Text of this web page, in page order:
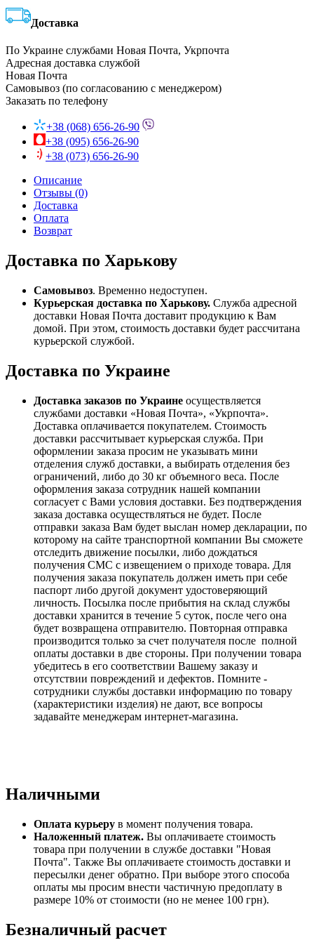
Доставка
По Украине службами Новая Почта, Укрпочта
Адресная доставка службой
Новая Почта
Самовывоз (по согласованию с менеджером)
Заказать по телефону
+38 (068) 656-26-90
+38 (095) 656-26-90
+38 (073) 656-26-90
Описание
Отзывы (0)
Доставка
Оплата
Возврат
Доставка по Харькову
Самовывоз. Временно недоступен.
Курьерская доставка по Харькову. Служба адресной
доставки Новая Почта доставит продукцию к Вам
домой. При этом, стоимость доставки будет рассчитана
курьерской службой.
Доставка по Украине
Доставка заказов по Украине осуществляется
службами доставки «Новая Почта», «Укрпочта».
Доставка оплачивается покупателем. Стоимость
доставки рассчитывает курьерская служба. При
оформлении заказа просим не указывать мини
отделения служб доставки, а выбирать отделения без
ограничений, либо до 30 кг объемного веса. После
оформления заказа сотрудник нашей компании
согласует с Вами условия доставки. Без подтверждения
заказа доставка осуществляться не будет. После
отправки заказа Вам будет выслан номер декларации, по
которому на сайте транспортной компании Вы сможете
отследить движение посылки, либо дождаться
получения СМС с извещением о приходе товара. Для
получения заказа покупатель должен иметь при себе
паспорт либо другой документ удостоверяющий
личность. Посылка после прибытия на склад службы
доставки хранится в течение 5 суток, после чего она
будет возвращена отправителю. Повторная отправка
производится только за счет получателя после полной
оплаты доставки в две стороны. При получении товара
убедитесь в его соответствии Вашему заказу и
отсутствии повреждений и дефектов. Помните -
сотрудники службы доставки информацию по товару
(характеристики изделия) не дают, все вопросы
задавайте менеджерам интернет-магазина.
Наличными
Оплата курьеру в момент получения товара.
Наложенный платеж. Вы оплачиваете стоимость
товара при получении в службе доставки "Новая
Почта". Также Вы оплачиваете стоимость доставки и
пересылки денег обратно. При выборе этого способа
оплаты мы просим внести частичную предоплату в
размере 10% от стоимости (но не менее 100 грн).
Безналичный расчет